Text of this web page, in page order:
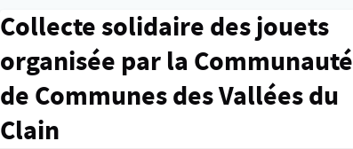
Collecte solidaire des jouets
organisée par la Communauté
de Communes des Vallées du
Clain